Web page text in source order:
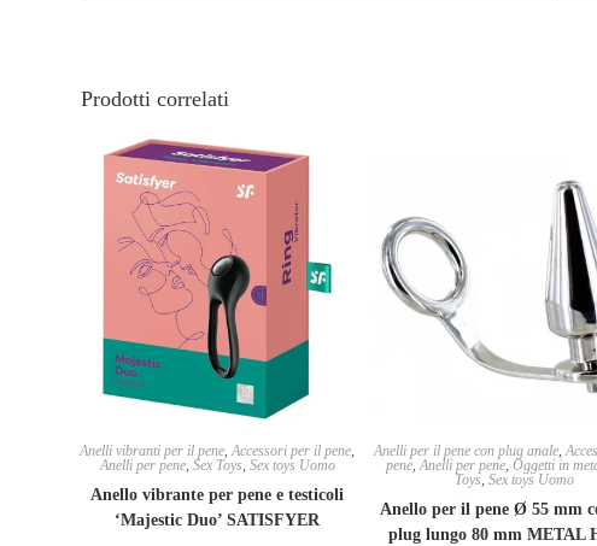
Prodotti correlati
Anelli vibranti per il pene,Accessori per il pene,
Anelli per pene, Sex Toys, Sex toys Uomo
Anello vibrante per pene e testicoli
‘Majestic Duo’ SATISFYER
Anelli per il pene con plug anale,
pene,Anelli per pene,Oggetti in
Toys, Sex toys Uomo
Anello per il pene Ø 55 mm
plug lungo 80 mm METAL